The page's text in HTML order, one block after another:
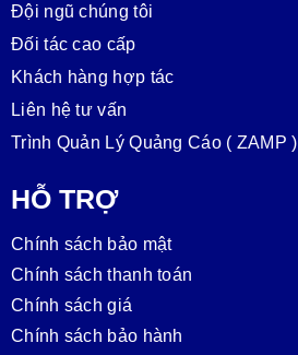
Đội ngũ chúng tôi
Đối tác cao cấp
Khách hàng hợp tác
Liên hệ tư vấn
Trình Quản Lý Quảng Cáo ( ZAMP )
HỖ TRỢ
Chính sách bảo mật
Chính sách thanh toán
Chính sách giá
Chính sách bảo hành